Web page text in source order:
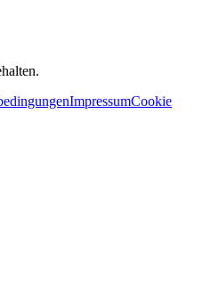
ImpressumCookie